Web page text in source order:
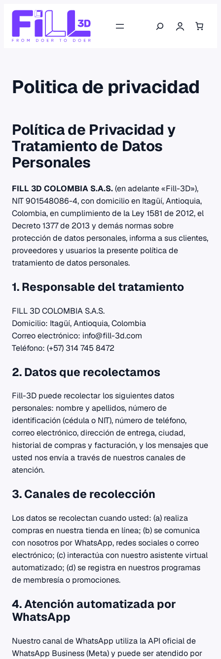
Saltar
contenido
Buscar
Politica de privacidad
Política de Privacidad y
Tratamiento de Datos
Personales
FILL 3D COLOMBIA S.A.S.(en adelante «Fill-3D»),
NIT 901548086-4, con domicilio en Itagüí, Antioquia,
Colombia, en cumplimiento de la Ley 1581 de 2012, el
Decreto 1377 de 2013 y demás normas sobre
protección de datos personales, informa a sus clientes,
proveedores y usuarios la presente política de
tratamiento de datos personales.
1. Responsable del tratamiento
FILL 3D COLOMBIA S.A.S.
Domicilio: Itagüí, Antioquia, Colombia
Correo electrónico: info@fill-3d.com
Teléfono: (+57) 314 745 8472
2. Datos que recolectamos
Fill-3D puede recolectar los siguientes datos
personales: nombre y apellidos, número de
identificación (cédula o NIT), número de teléfono,
correo electrónico, dirección de entrega, ciudad,
historial de compras y facturación, y los mensajes que
usted nos envía a través de nuestros canales de
atención.
3. Canales de recolección
Los datos se recolectan cuando usted: (a) realiza
compras en nuestra tienda en línea; (b) se comunica
con nosotros por WhatsApp, redes sociales o correo
electrónico; (c) interactúa con nuestro asistente virtual
automatizado; (d) se registra en nuestros programas
de membresía o promociones.
4. Atención automatizada por
WhatsApp
Nuestro canal de WhatsApp utiliza la API oficial de
WhatsApp Business (Meta) y puede ser atendido por